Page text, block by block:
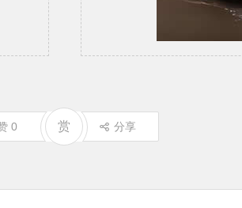
0 赏 分享